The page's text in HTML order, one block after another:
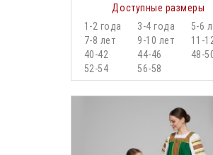
Доступные размеры
1-2 года
3-4 года
5-6
7-8 лет
9-10 лет
11-
40-42
44-46
48-
52-54
56-58